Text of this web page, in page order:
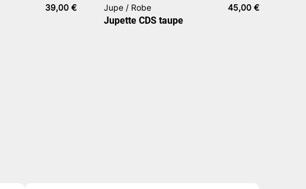
39,00 € Jupe / Robe 45,00 €
Jupette CDS taupe